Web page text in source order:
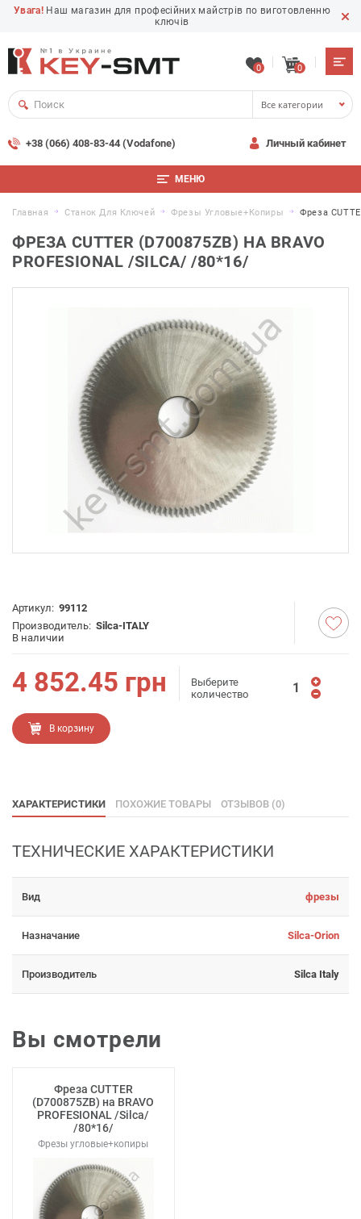
Увага! Наш магазин для професійних майстрів по виготовленню
ключів
0 0
Все категории
+38 (066) 408-83-44 (Vodafone) Личный кабинет
МЕНЮ
Главная Станок Для Ключей Фрезы Угловые+копиры Фреза
ФРЕЗА CUTTER (D700875ZB) НА BRAVO
PROFESIONAL /SILCA/ /80*16/
Артикул: 99112
Производитель: Silca-ITALY
В наличии
4 852.45 грн
Выберите
количество
В корзину
ХАРАКТЕРИСТИКИ ПОХОЖИЕ ТОВАРЫ ОТЗЫВОВ (0)
ТЕХНИЧЕСКИЕ ХАРАКТЕРИСТИКИ
Вид фрезы
Назначание Silca-Orion
Производитель Silca Italy
Вы смотрели
Фреза CUTTER
(D700875ZB) на BRAVO
PROFESIONAL /Silca/
/80*16/
Фрезы угловые+копиры